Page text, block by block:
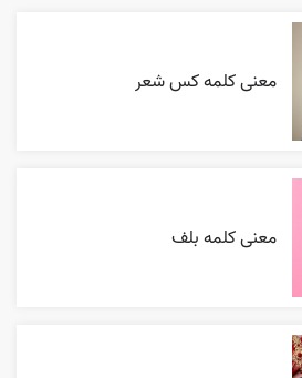
معنی کلمه کس شعر
معنی کلمه بلف